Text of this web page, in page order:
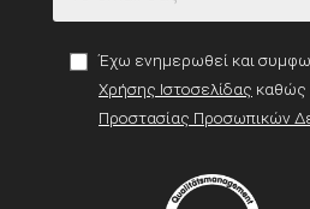
Έχω ενημερωθεί και
Χρήσης Ιστοσελίδας καθώς
Προστασίας Προσωπικών